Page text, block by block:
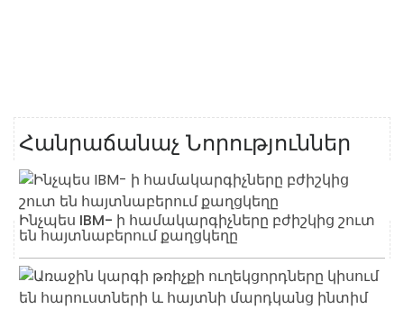
Հանրաճանաչ Նորություններ
Ինչպես IBM- ի համակարգիչները բժիշկից շուտ
են հայտնաբերում քաղցկեղը